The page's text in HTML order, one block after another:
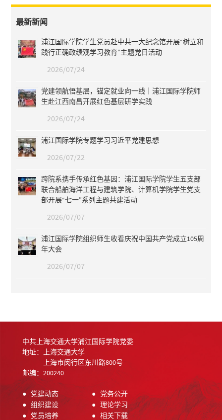
最新新闻
浦江国际学院学生党员赴中共一大纪念馆开展“树立和
践行正确政绩观学习教育”主题党日活动
2026/07/24
党建领航悟基层，锚定就业向一线｜浦江国际学院师
生赴江西南昌开展红色基层研学实践
2026/07/24
浦江国际学院专题学习习近平党建思想
2026/07/22
跨院系携手传承红色基因：浦江国际学院学生五支部
联合船舶海洋工程与建筑学院、计算机学院学生党支
部开展“七一”系列主题共建活动
2026/07/07
浦江国际学院组织师生收看庆祝中国共产党成立105周
年大会
2026/07/07
中共上海交通大学浦江国际学院党委
地址：上海交通大学
上海市闵行区东川路800号
邮编：200240
●党建动态
● 组织建设
● 党员培养
● 党务公开
● 理论学习
● 相关下载